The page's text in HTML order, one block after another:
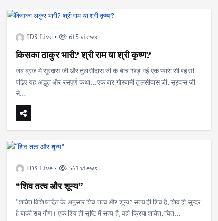
IDS Live 615 views
किसका ठाकुर भारी? श्री राम या श्री कृष्ण?
जब ब्रज में सूरदास जी और तुलसीदास जी के बीच छिड़ गई एक प्यारी सी बहस!
पढ़िए यह अद्भुत और रसपूर्ण कथा… एक बार गोस्वामी तुलसीदास जी, सूरदास जी
से…
IDS Live 561 views
“शिव तत्व और शून्य”
“शक्ति विशिष्टाद्वैत के अनुसार शिव तत्व और शून्य” सत्य ही शिव है, शिव ही सुन्दर
है बाकी सब गौण। एक शिव ही सृष्टि में सत्य है, वही क्रिया शक्ति, चित…